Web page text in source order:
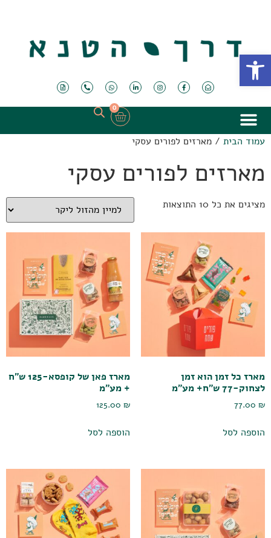
פתח סרגל נגישות
0
עמוד הבית / מארזים לפורים עסקי
מארזים לפורים עסקי
מציגים את כל ⁦10⁩ התוצאות
מארז כל זמן הוא זמן
לצחוק-77 ש"ח+ מע"מ
77.00 ₪
הוספה לסל
מארז פאן של קופסא-125 ש"ח
+ מע"מ
125.00₪
הוספה לסל